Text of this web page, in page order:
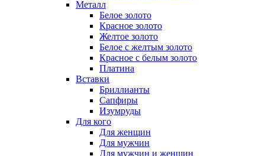
Металл
Белое золото
Красное золото
Желтое золото
Белое с желтым золото
Красное с белым золото
Платина
Вставки
Бриллианты
Сапфиры
Изумруды
Для кого
Для женщин
Для мужчин
Для мужчин и женщин